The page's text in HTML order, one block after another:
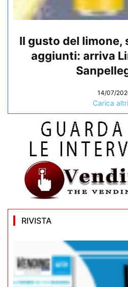
Il gusto del limone,
aggiunti: arriva
14/07/
Carica altri
RIVISTA